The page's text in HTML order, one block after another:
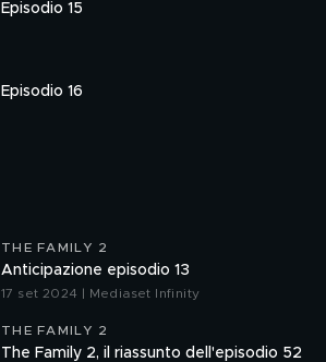
Episodio 15
Episodio 16
THE FAMILY 2
Anticipazione episodio 13
17 set 2024 | Mediaset Infinity
THE FAMILY 2
The Family 2, il riassunto dell'episodio 52